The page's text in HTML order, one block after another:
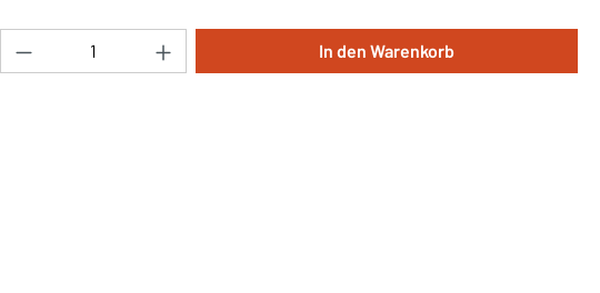
Produkt Anzahl: Gib den gewünschten Wert ein
In den Warenkorb